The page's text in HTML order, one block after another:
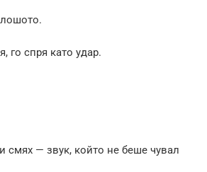
го спря като удар.
смях — звук, който не беше чувал